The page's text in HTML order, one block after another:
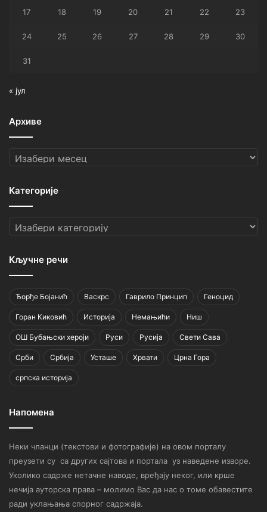
17 18 19 20 21 22 23
24 25 26 27 28 29 30
31
« јул
Архиве
Архиве
Категорије
Категорије
Кључне речи
Ђорђе Бојанић Васкрс Гаврило Принцип Геноцид
Горан Киковић Историја Немањићи Ниш
ОШ Бубањски хероји Руси Русија Свети Сава
Срби Србија Усташе Хрвати Црна Гора
српска историја
Напомена
Неки чланци (текстови и фотографије) на овом порталу
преузети су са других сајтова и портала уз наведене изворе.
Уколико садрже нетачне наводе, вређају неког, или крше
нечија ауторска права – молимо Вас да нас о томе обавестите
ради уклањања спорног садржаја.